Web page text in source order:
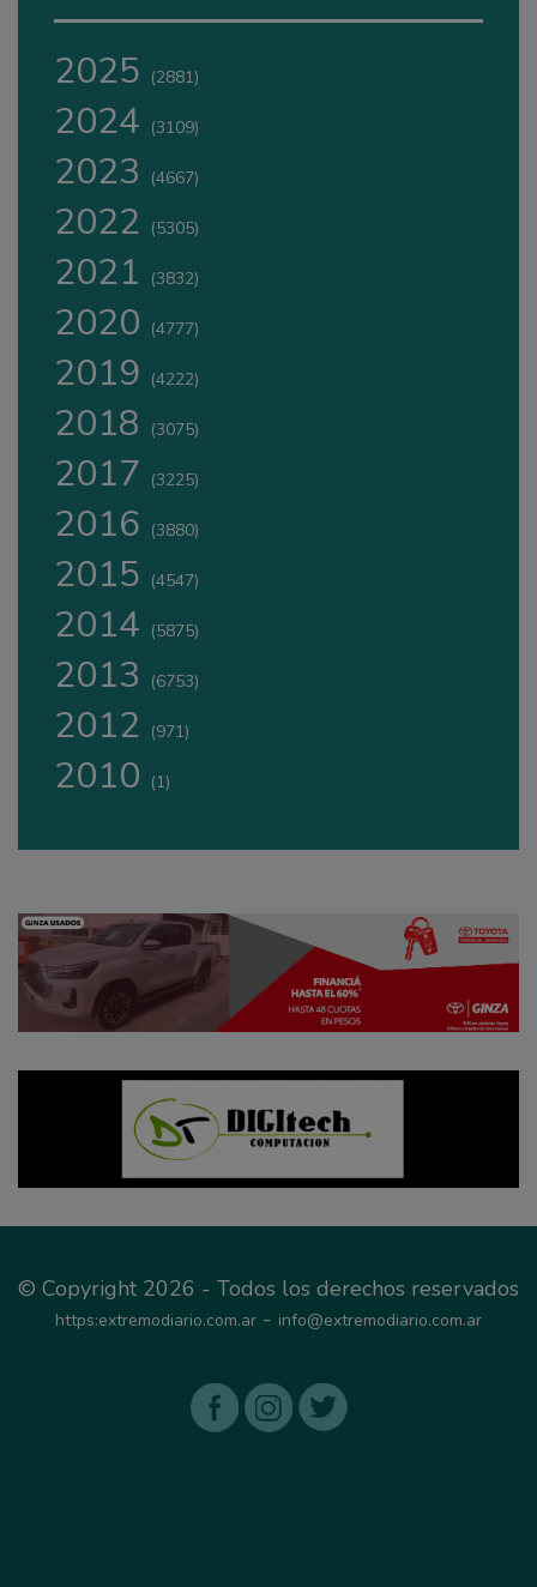
2025 (2881)
2024 (3109)
2023 (4667)
2022 (5305)
2021 (3832)
2020 (4777)
2019 (4222)
2018 (3075)
2017 (3225)
2016 (3880)
2015 (4547)
2014 (5875)
2013 (6753)
2012 (971)
2010 (1)
© Copyright 2026 - Todos los derechos reservados
https:extremodiario.com.ar - info@extremodiario.com.ar